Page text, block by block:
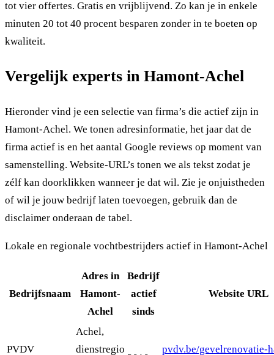
tot vier offertes. Gratis en vrijblijvend. Zo kan je in enkele
minuten 20 tot 40 procent besparen zonder in te boeten op
kwaliteit.
Vergelijk experts in Hamont-Achel
Hieronder vind je een selectie van firma’s die actief zijn in
Hamont-Achel. We tonen adresinformatie, het jaar dat de
firma actief is en het aantal Google reviews op moment van
samenstelling. Website-URL’s tonen we als tekst zodat je
zélf kan doorklikken wanneer je dat wil. Zie je onjuistheden
of wil je jouw bedrijf laten toevoegen, gebruik dan de
disclaimer onderaan de tabel.
Lokale en regionale vochtbestrijders actief in Hamont-Achel
Bedrijfsnaam
Adres in
Hamont-
Achel
Bedrijf
actief
sinds
Website URL
PVDV
Achel,
dienstregio
pvdv.be/gevelrenovatie-